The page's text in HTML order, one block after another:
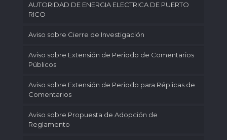
AUTORIDAD DE ENERGIA ELECTRICA DE PUERTO
RICO
Aviso sobre Cierre de Investigación
Aviso sobre Extensión de Periodo de Comentarios
Públicos
Aviso sobre Extensión de Periodo para Réplicas de
Comentarios
Aviso sobre Propuesta de Adopción de
Reglamento